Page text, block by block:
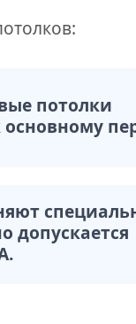
потолки
основному
допускается